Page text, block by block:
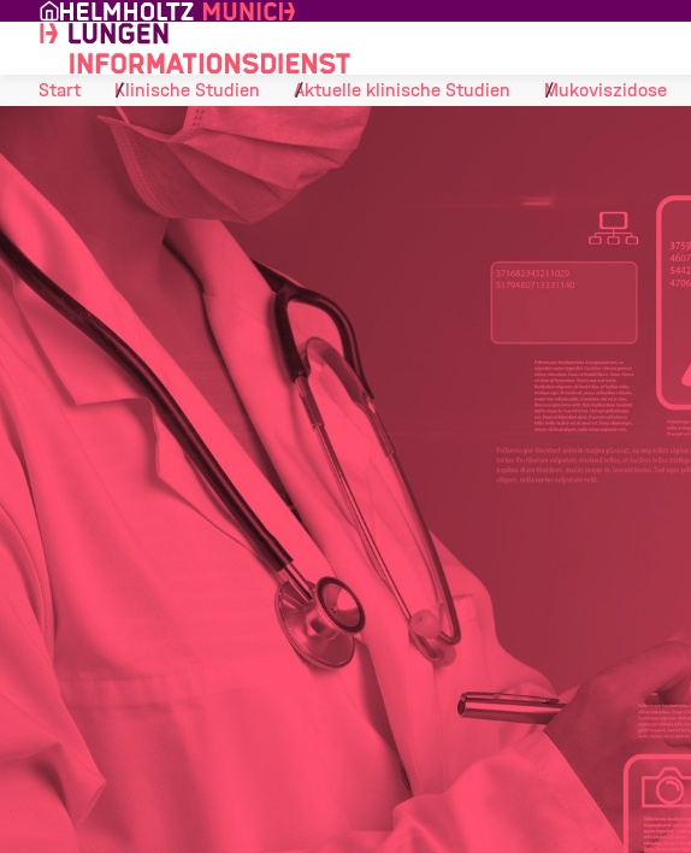
Skip to Content
Start
Klinische Studien Aktuelle klinische Studien Mukoviszidose